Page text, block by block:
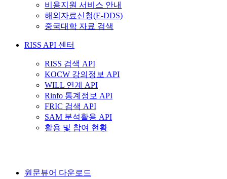
비용지원 서비스 안내
해외자료신청(E-DDS)
중국대학 자료 검색
RISS API 센터
RISS 검색 API
KOCW 강의정보 API
WILL 연계 API
Rinfo 통계정보 API
FRIC 검색 API
SAM 분석활용 API
활용 및 참여 현황
원문뷰어 다운로드